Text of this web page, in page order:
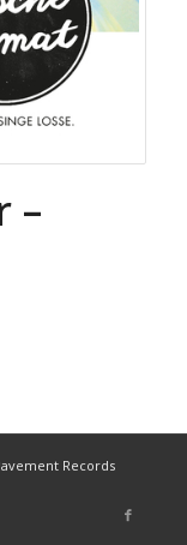
–
Records